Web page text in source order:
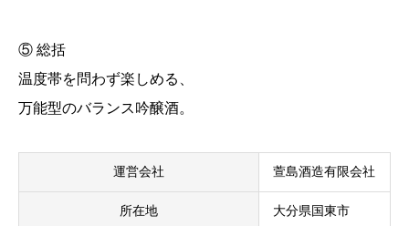
⑤ 総括
温度帯を問わず楽しめる、
万能型のバランス吟醸酒。
運営会社 萱島酒造有限会社
所在地 大分県国東市